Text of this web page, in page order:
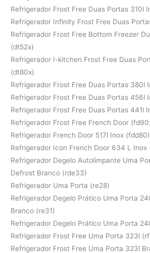
Refrigerador Frost Free Duas Portas 310l
Refrigerador Infinity Frost Free Duas
Refrigerador Frost Free Bottom Freezer
(dt52x)
Refrigerador I-kitchen Frost Free Duas
(dt80x)
Refrigerador Frost Free Duas Portas 380l
Refrigerador Frost Free Duas Portas 456l
Refrigerador Frost Free Duas Portas 441l
Refrigerador Frost Free French Door
Refrigerador French Door 517l Inox (fdd80)
Refrigerador Icon French Door 634 L Inox
Refrigerador Degelo Autolimpante Uma
Defrost Branco (rde33)
Refrigerador Uma Porta (re28)
Refrigerador Degelo Prático Uma Porta
Branco (re31)
Refrigerador Degelo Prático Uma Porta
Refrigerador Frost Free Uma Porta 323l
Refrigerador Frost Free Uma Porta 323l